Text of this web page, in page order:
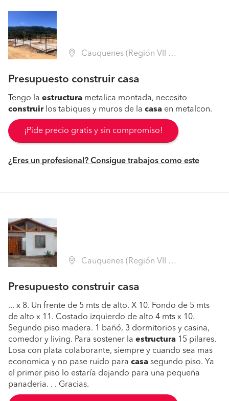
Cauquenes (Región VII Maule - Cauquenes)
Presupuesto construir casa
Tengo la estructura metalica montada, necesito
construirlos tabiques y muros de la casa en metalcon.
¡Pide precio gratis y sin compromiso!
¿Eres un profesional? Consigue trabajos como este
Cauquenes (Región VII Maule - Cauquenes)
Presupuesto construir casa
... x 8. Un frente de 5 mts de alto. X 10. Fondo de 5 mts
de alto x 11. Costado izquierdo de alto 4 mts x 10.
Segundo piso madera. 1 bañó, 3 dormitorios y casina,
comedor y living. Para sostener la estructura 15 pilares.
Losa con plata colaborante, siempre y cuando sea mas
economica y no pase ruido para casa segundo piso. Ya
el primer piso lo estaría dejando para una pequeña
panaderia. . . Gracias.